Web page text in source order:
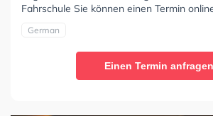
Fahrschule Sie können einen Termin
German
Einen Termin anfragen